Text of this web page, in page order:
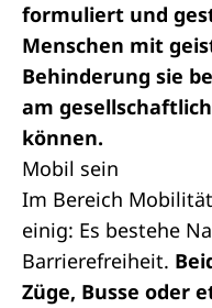
formuliert und
Menschen mit
Behinderung sie
am
können.
Mobil sein
Im Bereich
einig: Es bestehe
Barrierefreiheit.
Züge, Busse oder